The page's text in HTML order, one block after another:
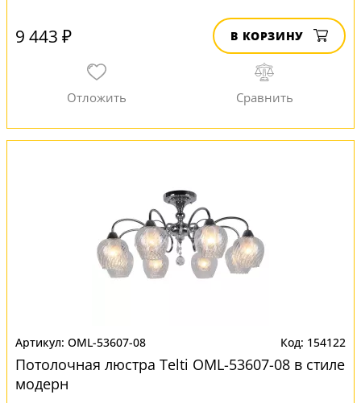
9 443 ₽ В КОРЗИНУ
OML-53607-08 154122
Потолочная люстра Telti OML-53607-08 в стиле
модерн